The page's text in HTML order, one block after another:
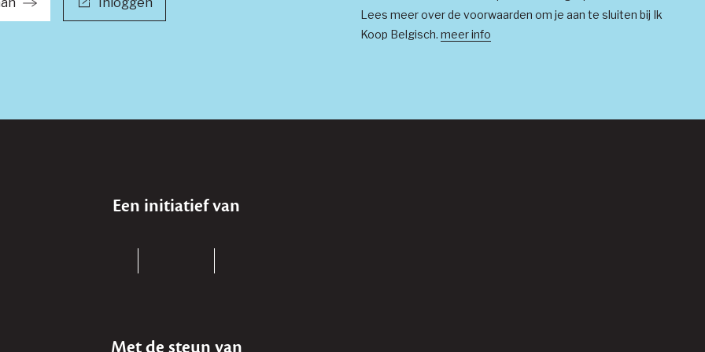
Lees meer over de voorwaarden om je aan te sluiten bij Ik
Koop Belgisch. meer info
Een initiatief van
Met de steun van